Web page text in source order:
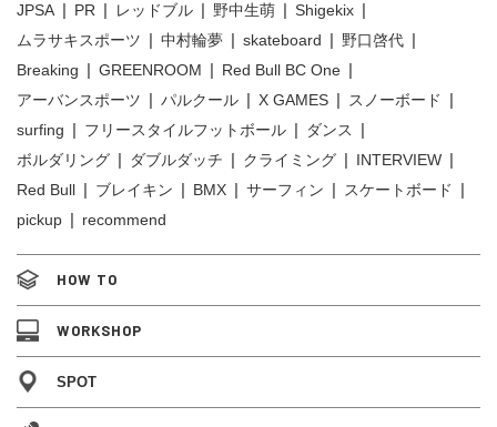
JPSA PR レッドブル 野中生萌
Shigekix
ムラサキスポーツ
中村輪夢 skateboard
野口啓代
Breaking
GREENROOM
Red Bull BC One
アーバンスポーツ
パルクール X GAMES
スノーボード
surfing
フリースタイルフットボール
ダンス
ボルダリング
ダブルダッチ クライミング
INTERVIEW
Red Bull
ブレイキン BMX サーフィン
スケートボード
pickup
recommend
HOW TO
WORKSHOP
SPOT